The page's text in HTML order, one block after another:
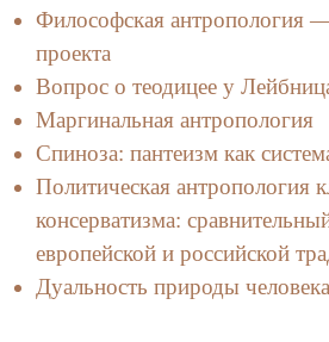
Философская антропология
проекта
Вопрос о теодицее у
Маргинальная антропология
Спиноза: пантеизм как
Политическая антропология
консерватизма:
европейской и российской
Дуальность природы человека